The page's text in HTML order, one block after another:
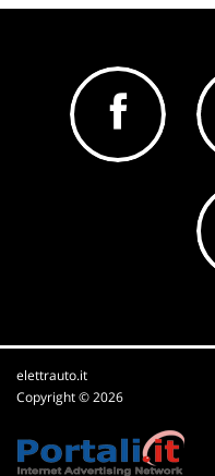
elettrauto.it
Copyright © 2026